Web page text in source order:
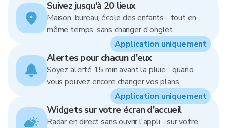
Suivez jusqu'à 20 lieux
Maison, bureau, école des enfants - tout en
même temps, sans changer d'onglet.
Alertes pour chacun d'eux
Soyez alerté 15 min avant la pluie - quand
vous pouvez encore changer vos plans.
Application uniquement
Widgets sur votre écran d'accueil
Radar en direct sans ouvrir l'appli - sur votre
Application uniquement